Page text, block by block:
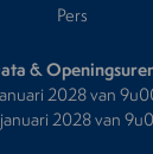
Pers
&
2028 van
2028 van